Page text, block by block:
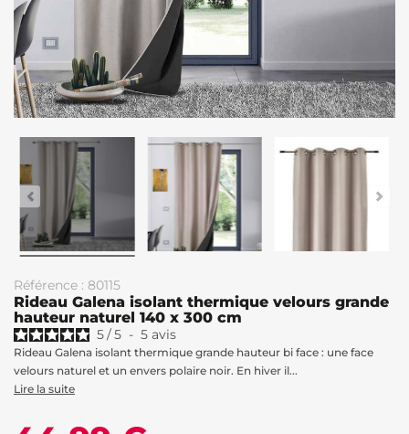
Référence : 80115
Rideau Galena isolant thermique velours grande
hauteur naturel 140 x 300 cm
5/5 - 5 avis
Rideau Galena isolant thermique grande hauteur bi face : une face
velours naturel et un envers polaire noir. En hiver il...
Lire la suite